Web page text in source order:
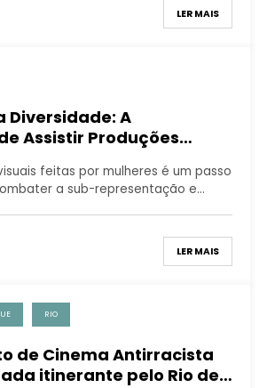
LER MAIS
Diversidade: A
Assistir Produções
feitas por mulheres é um passo
a sub-representação e…
LER MAIS
RIO
de Cinema Antirracista
itinerante pelo Rio de